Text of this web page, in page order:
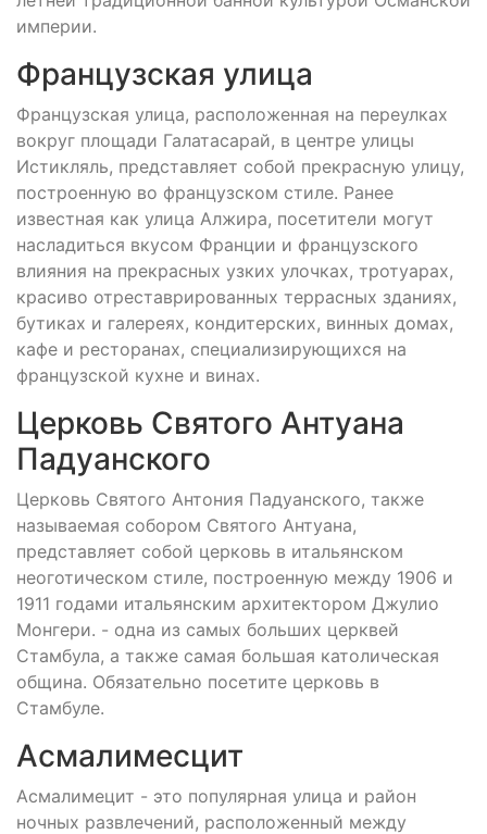
империи.
Французская улица
Французская улица, расположенная на переулках
вокруг площади Галатасарай, в центре улицы
Истикляль, представляет собой прекрасную улицу,
построенную во французском стиле. Ранее
известная как улица Алжира, посетители могут
насладиться вкусом Франции и французского
влияния на прекрасных узких улочках, тротуарах,
красиво отреставрированных террасных зданиях,
бутиках и галереях, кондитерских, винных домах,
кафе и ресторанах, специализирующихся на
французской кухне и винах.
Церковь Святого Антуана
Падуанского
Церковь Святого Антония Падуанского, также
называемая собором Святого Антуана,
представляет собой церковь в итальянском
неоготическом стиле, построенную между 1906 и
1911 годами итальянским архитектором Джулио
Монгери. - одна из самых больших церквей
Стамбула, а также самая большая католическая
община. Обязательно посетите церковь в
Стамбуле.
Асмалимесцит
Асмалимецит - это популярная улица и район
ночных развлечений, расположенный между